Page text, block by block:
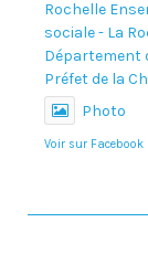
Rochelle
sociale - La
Département
Préfet de la
Photo
Voir sur Facebook